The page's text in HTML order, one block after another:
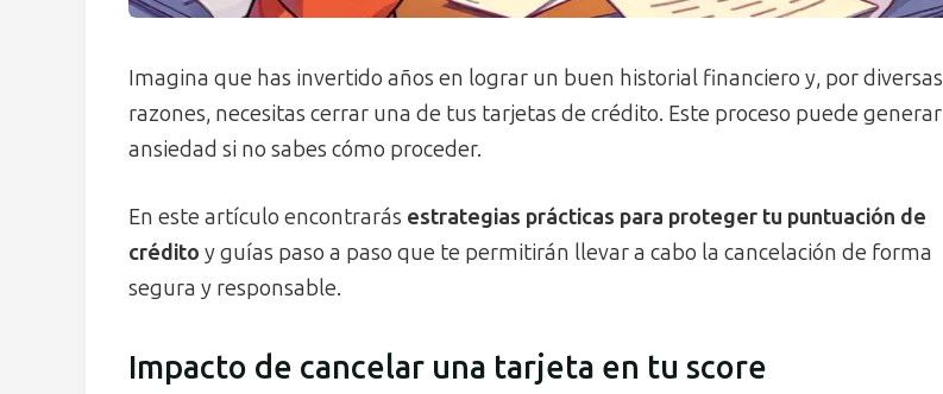
Imagina que has invertido años en lograr un buen historial financiero y, por diversas
razones, necesitas cerrar una de tus tarjetas de crédito. Este proceso puede generar
ansiedad si no sabes cómo proceder.
En este artículo encontrarás estrategias prácticas para proteger tu puntuación de
crédito y guías paso a paso que te permitirán llevar a cabo la cancelación de forma
segura y responsable.
Impacto de cancelar una tarjeta en tu score